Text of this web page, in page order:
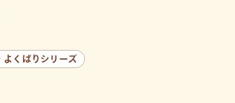
よくばりシリーズ